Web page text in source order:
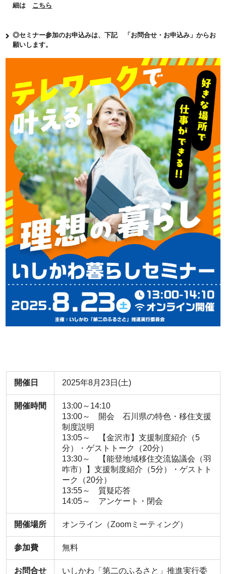
細は こちら
◎セミナー参加のお申込みは、下記 「お問合せ・お申込み」からお
願いします。
開催日 2025年8月23日(土)
開催時間
13:00～14:10
13:00～ 開会 石川県の特色・移住支援
制度説明
13:05～ 【金沢市】支援制度紹介（5
分）・ゲストトーク（20分）
13:30～ 【能登地域移住交流協議会（羽
咋市）】支援制度紹介（5分）・ゲストト
ーク（20分）
13:55～ 質疑応答
14:05～ アンケート・閉会
開催場所 オンライン（Zoomミーティング）
参加費 無料
お問合せ いしかわ「第二のふるさと」推進実行委